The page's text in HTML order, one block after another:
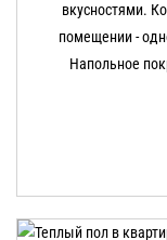
вкусностями.
помещении -
Напольное